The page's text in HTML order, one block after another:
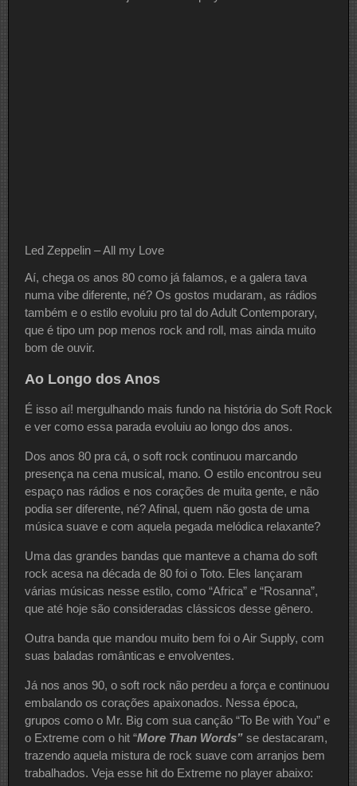
Led Zeppelin – All my Love
Aí, chega os anos 80 como já falamos, e a galera tava
numa vibe diferente, né? Os gostos mudaram, as rádios
também e o estilo evoluiu pro tal do Adult Contemporary,
que é tipo um pop menos rock and roll, mas ainda muito
bom de ouvir.
Ao Longo dos Anos
É isso aí! mergulhando mais fundo na história do Soft Rock
e ver como essa parada evoluiu ao longo dos anos.
Dos anos 80 pra cá, o soft rock continuou marcando
presença na cena musical, mano. O estilo encontrou seu
espaço nas rádios e nos corações de muita gente, e não
podia ser diferente, né? Afinal, quem não gosta de uma
música suave e com aquela pegada melódica relaxante?
Uma das grandes bandas que manteve a chama do soft
rock acesa na década de 80 foi o Toto. Eles lançaram
várias músicas nesse estilo, como “Africa” e “Rosanna”,
que até hoje são consideradas clássicos desse gênero.
Outra banda que mandou muito bem foi o Air Supply, com
suas baladas românticas e envolventes.
Já nos anos 90, o soft rock não perdeu a força e continuou
embalando os corações apaixonados. Nessa época,
grupos como o Mr. Big com sua canção “To Be with You” e
o Extreme com o hit “More Than Words” se destacaram,
trazendo aquela mistura de rock suave com arranjos bem
trabalhados. Veja esse hit do Extreme no player abaixo: